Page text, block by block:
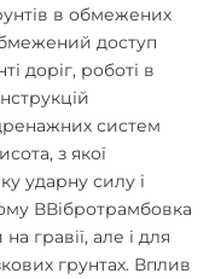
в обмежених
доступ
доріг, роботі в
систем
з якої
ударну силу і
ВВібротрамбовка
гравії, але і для
грунтах. Вплив